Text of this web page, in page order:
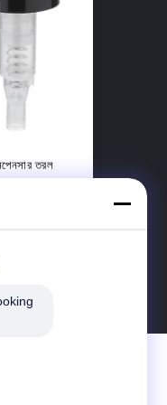
28 410 এর জন্য